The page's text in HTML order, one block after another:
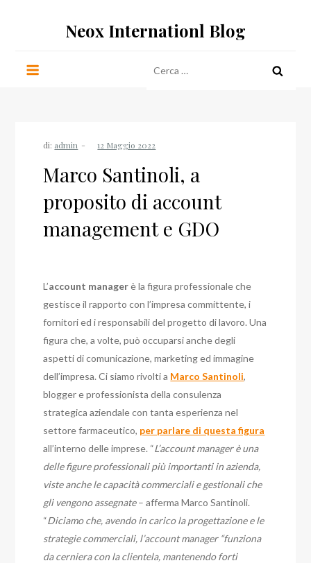
Neox Internationl Blog
per:
di: admin
Marco Santinoli, a
proposito di account
management e GDO
L’account managerè la figura professionale che
gestisce il rapporto con l’impresa committente, i
fornitori ed i responsabili del progetto di lavoro. Una
figura che, a volte, può occuparsi anche degli
aspetti di comunicazione, marketing ed immagine
dell’impresa. Ci siamo rivolti a Marco Santinoli,
blogger e professionista della consulenza
strategica aziendale con tanta esperienza nel
settore farmaceutico, per parlare di questa figura
all’interno delle imprese. “L’account manager è una
delle figure professionali più importanti in azienda,
viste anche le capacità commerciali e gestionali che
gli vengono assegnate– afferma Marco Santinoli.
“Diciamo che, avendo in carico la progettazione e le
strategie commerciali, l’account manager “funziona
da cerniera con la clientela, mantenendo forti